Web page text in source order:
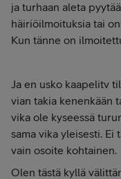
ja turhaan aleta
häiriöilmoituksia tai
Kun tänne on
Ja en usko kaapelitv
vian takia kenenkään
vika ole kyseessä
sama vika yleisesti. Ei
vain osoite kohtainen.
Olen tästä kyllä